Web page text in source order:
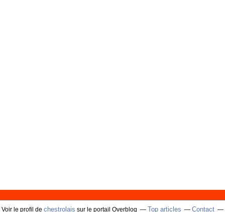
Voir le profil de chestrolais sur le portail Overblog Top articles Contact